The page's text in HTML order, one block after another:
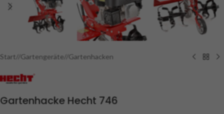
Start Gartengeräte Gartenhacken
Gartenhacke Hecht 746